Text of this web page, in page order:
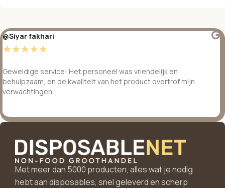
@Siyar fakhari
☆☆☆☆☆
Geweldige service! Het personeel was vriendelijk en
behulpzaam, en de kwaliteit van het product overtrof mijn
verwachtingen
Met meer dan 5000 producten, alles wat je nodig
hebt aan disposables, snel geleverd en scherp